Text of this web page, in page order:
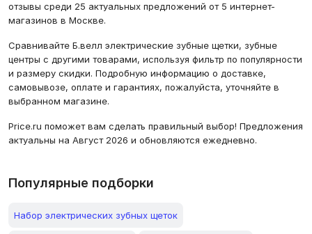
отзывы среди 25 актуальных предложений от 5 интернет-
магазинов в Москве.
Сравнивайте Б.велл электрические зубные щетки, зубные
центры с другими товарами, используя фильтр по популярности
и размеру скидки. Подробную информацию о доставке,
самовывозе, оплате и гарантиях, пожалуйста, уточняйте в
выбранном магазине.
Price.ru поможет вам сделать правильный выбор! Предложения
актуальны на Август 2026 и обновляются ежедневно.
Популярные подборки
Набор электрических зубных щеток